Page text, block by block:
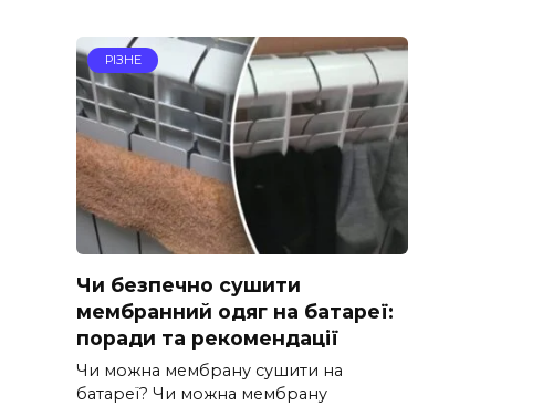
РІЗНЕ
Чи безпечно сушити
мембранний одяг на батареї:
поради та рекомендації
Чи можна мембрану сушити на
батареї? Чи можна мембрану